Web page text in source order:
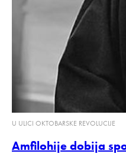
U ULICI OKTOBARSKE REVOLUCIJE
Amfilohije dobija